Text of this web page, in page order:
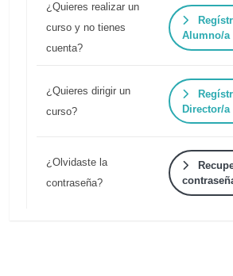
¿Quieres realizar un
curso y no tienes
cuenta?
Alumno/a
¿Quieres dirigir un
curso?
Director/a
¿Olvidaste la
contraseña?